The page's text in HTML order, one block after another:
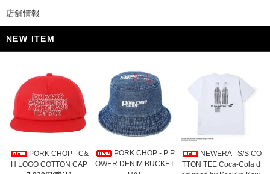
店舗情報
NEW ITEM
PORK CHOP - C&
H LOGO COTTON CAP
PORK CHOP - P P
OWER DENIM BUCKET
NEWERA - S/S CO
TTON TEE Coca-Cola d